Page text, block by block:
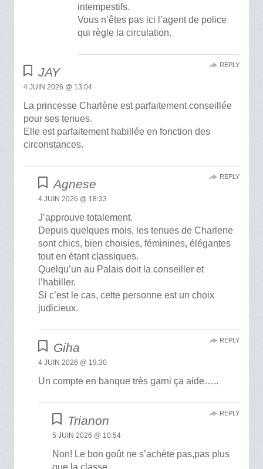
intempestifs.
Vous n’êtes pas ici l’agent de police
qui règle la circulation.
JAY
4 JUIN 2026 @ 13:04
La princesse Charlène est parfaitement conseillée
pour ses tenues.
Elle est parfaitement habillée en fonction des
circonstances.
REPLY
Agnese
4 JUIN 2026 @ 18:33
J’approuve totalement.
Depuis quelques mois, les tenues de Charlene
sont chics, bien choisies, féminines, élégantes
tout en étant classiques.
Quelqu’un au Palais doit la conseiller et
l’habiller.
Si c’est le cas, cette personne est un choix
judicieux.
REPLY
Giha
4 JUIN 2026 @ 19:30
Un compte en banque très garni ça aide…..
REPLY
Trianon
5 JUIN 2026 @ 10:54
Non! Le bon goût ne s’achète pas,pas plus
REPLY